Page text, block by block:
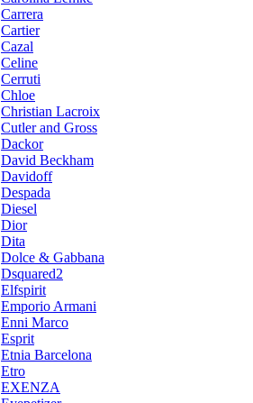
Carrera
Cartier
Cazal
Celine
Cerruti
Chloe
Christian Lacroix
Cutler and Gross
Dackor
David Beckham
Davidoff
Despada
Diesel
Dior
Dita
Dolce & Gabbana
Dsquared2
Elfspirit
Emporio Armani
Enni Marco
Esprit
Etnia Barcelona
Etro
EXENZA